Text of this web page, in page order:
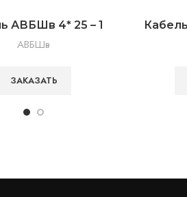
АВБШв 4* 25 – 1
АВБШв
ЗАКАЗАТЬ